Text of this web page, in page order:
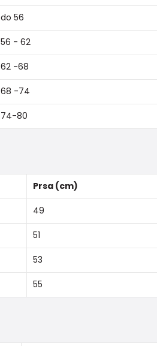
do 56
56 - 62
62 -68
68 -74
74-80
Prsa (cm)
49
51
53
55